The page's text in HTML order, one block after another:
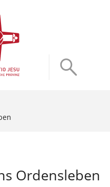
Ordensleben